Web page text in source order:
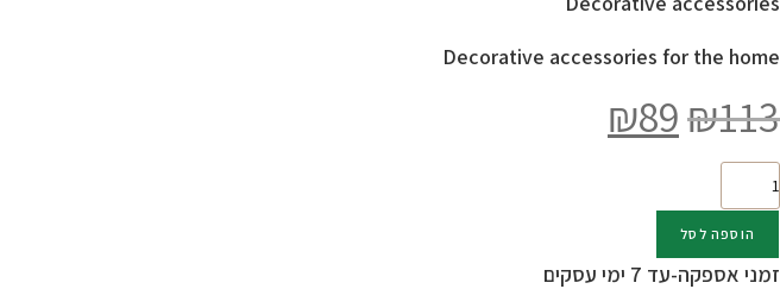
Decorative accessories for the home
₪113 המחיר
המקורי
היה: ₪89 הוא:
של
צלחת
מנה
הוספה לסל
זמני אספקה-עד 7 ימי עסקים